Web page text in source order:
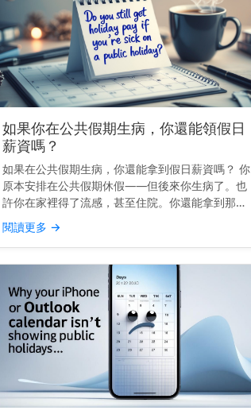
如果你在公共假期生病，你還能領假日
薪資嗎？
如果在公共假期生病，你還能拿到假日薪資嗎？ 你
原本安排在公共假期休假——但後來你生病了。也
許你在家裡得了流感，甚至住院。你還能拿到那天
的薪水嗎？這是一個常見的問題，答案很大程度上
取決於你工作的地點以及你的雇傭合約內容。 快速
見解： 在許多地...
閱讀更多 →